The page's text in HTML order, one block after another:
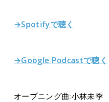
→Spotifyで聴く
→Google Podcastで聴く
オープニング曲:小林未季